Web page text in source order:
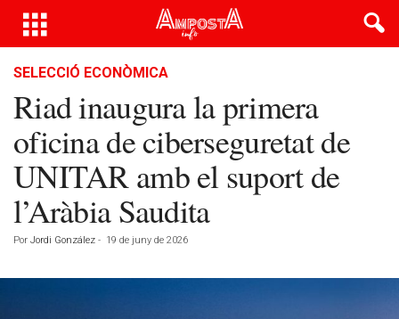
SELECCIÓ ECONÒMICA
Riad inaugura la primera
oficina de ciberseguretat de
UNITAR amb el suport de
l’Aràbia Saudita
Por Jordi González - 19 de juny de 2026